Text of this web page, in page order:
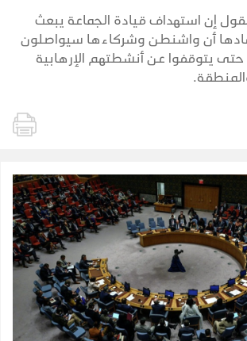
إن استهداف قيادة الجماعة يبعث
أن واشنطن وشركاءها سيواصلون
حتى يتوقفوا عن أنشطتهم الإرهابية